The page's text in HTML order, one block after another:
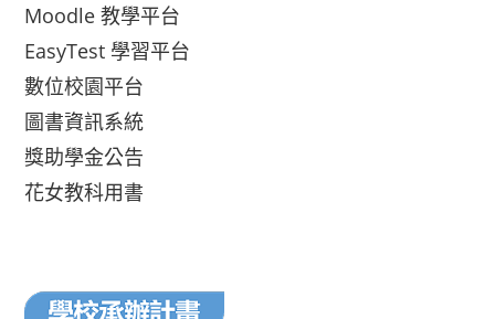
Moodle 教學平台
EasyTest 學習平台
數位校園平台
圖書資訊系統
獎助學金公告
花女教科用書